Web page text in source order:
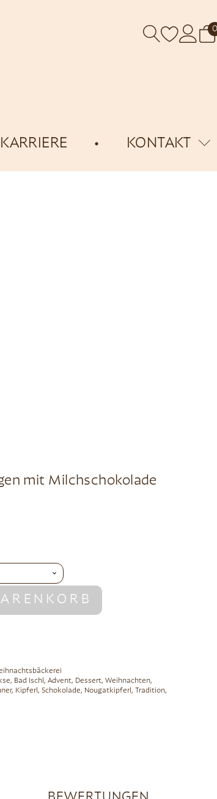
0
KARRIERE KONTAKT
mit Milchschokolade
, Bad Ischl, Advent, Dessert, Weihnachten,
, Kipferl, Schokolade, Nougatkipferl, Tradition,